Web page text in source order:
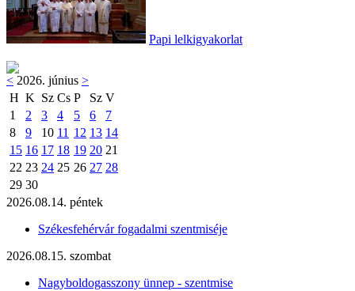
Papi lelkigyakorlat
< 2026. június >
H K Sz Cs P Sz V
1
2 3 4 5 6
7
8
9 10 11 12 13 14
15 16 17 18 19 20 21
22 23 24 25 26 27 28
29 30
2026.08.14. péntek
Székesfehérvár fogadalmi szentmiséje
2026.08.15. szombat
Nagyboldogasszony ünnep - szentmise